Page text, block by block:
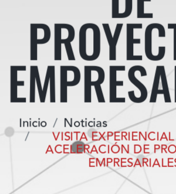
Inicio Noticias
VISITA
ACELERACIÓN DE